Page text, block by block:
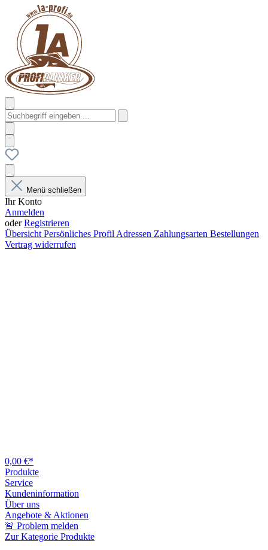
Menü schließen
Ihr Konto
Anmelden
oderRegistrieren
Übersicht Persönliches Profil Adressen Zahlungsarten Bestellungen
Vertrag widerrufen
0,00 €*
Produkte
Service
Kundeninformation
Über uns
Angebote & Aktionen
🚨 Problem melden
Zur Kategorie Produkte